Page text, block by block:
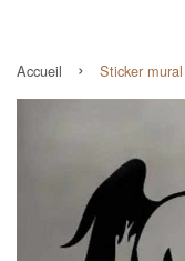
Accueil › Sticker